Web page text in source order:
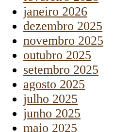
janeiro 2026
dezembro 2025
novembro 2025
outubro 2025
setembro 2025
agosto 2025
julho 2025
junho 2025
maio 2025